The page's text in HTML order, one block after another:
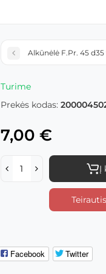
Alkūnėlė F.Pr. 45 d35
Turime
Prekės kodas:
7,00 €
Į
Facebook Twitter